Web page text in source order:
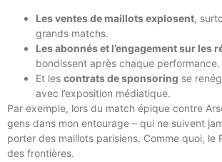
Les ventes de maillots explosent,
grands matchs.
Les abonnés et l’engagement sur les
bondissent après chaque performance.
Et les contrats de sponsoring se
avec l’exposition médiatique.
Par exemple, lors du match épique contre
gens dans mon entourage – qui ne suivent
porter des maillots parisiens. Comme quoi, le
des frontières.